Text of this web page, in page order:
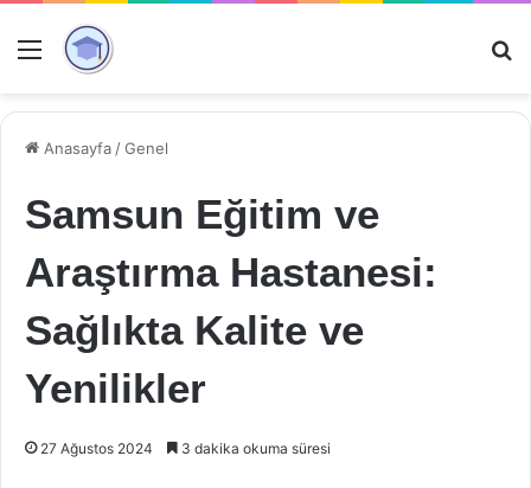
Menü
Anasayfa /Genel
Samsun Eğitim ve
Araştırma Hastanesi:
Sağlıkta Kalite ve
Yenilikler
27 Ağustos 2024 3 dakika okuma süresi